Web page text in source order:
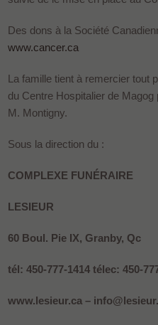
Des dons à la Société
www.cancer.ca
La famille tient à remercier tout
du Centre Hospitalier de
M. Montigny.
Sous la direction du :
COMPLEXE FUNÉRAIRE
LESIEUR
60 Boul. Pie IX, Granby, Qc
tél: 450-777-1414 télec: 450-
www.lesieur.ca –